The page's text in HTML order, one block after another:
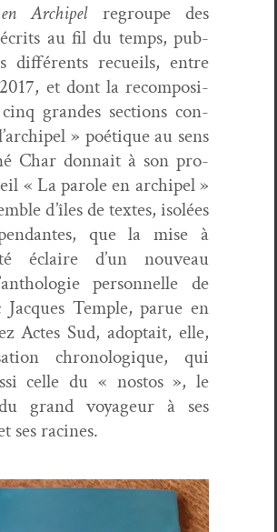
Archipelregroupe des
écrits au fil du temps, pub­
dif­férents recueils, entre
et dont la recom­po­si­
grandes sec­tions con­
» poé­tique au sens
Char don­nait à son pro­
« La parole en archipel »
d’îles de textes, isolées
que la mise à
éclaire d’un nou­veau
per­son­nelle de
Jacques Tem­ple, parue en
Actes Sud, adop­tait, elle,
chronologique, qui
celle du « nos­tos », le
grand voyageur à ses
ses racines.